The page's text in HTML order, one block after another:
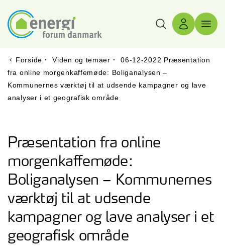
Søg Log ind
Forside · Viden og temaer ·
06-12-2022 Præsentation
fra online morgenkaffemøde: Boliganalysen –
Kommunernes værktøj til at udsende kampagner og lave
analyser i et geografisk område
Præsentation fra online
morgenkaffemøde:
Boliganalysen – Kommunernes
værktøj til at udsende
kampagner og lave analyser i et
geografisk område